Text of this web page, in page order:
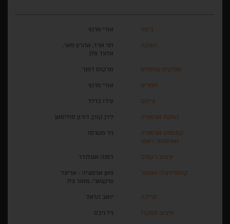
בימוי אורי מרנץ
הפקה
חגי ארד, אהרון פאר,
אלעד פלג
מפיקים שותפים מרקוס דפנר
תסריט אורי מרנץ
צילום עידו ברלד
הפקת אנימציה לירן קורן, דורון סולימאן
קונספט אנימציה
ואנימטור ראשי
ניר מטרסו
עיצוב רקעים דפנה אנגלנדר
קומפיזיציה ואפטר
פאן אנימציה - אריעד
שיקנאג'י, מאור צח
עריכה יואב הראל
עיצוב פסקול ניל גיבס